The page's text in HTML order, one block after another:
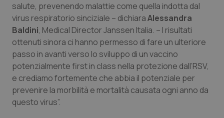
Valle D’Aosta
Veneto
Oncodermatologia
Oncoematologia
Oncologia & Nutrizione
Psoriasi & pelle
salute, prevenendo malattie come quella indotta dal
virus respiratorio sinciziale – dichiaraAlessandra
Baldini, Medical Director Janssen Italia. – I risultati
ottenuti sinora ci hanno permesso di fare un ulteriore
passo in avanti verso lo sviluppo di un vaccino
potenzialmente first in class nella protezione dall’RSV,
e crediamo fortemente che abbia il potenziale per
prevenire la morbilità e mortalità causata ogni anno da
questo virus”.